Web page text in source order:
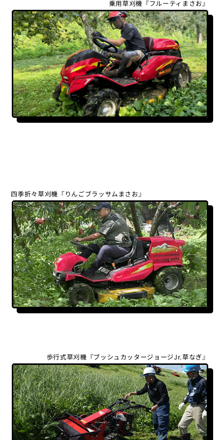
乗用草刈機『フルーティまさお』
四季折々草刈機『りんごブラッサムまさお』
歩行式草刈機『ブッシュカッタージョージJr.草なぎ』